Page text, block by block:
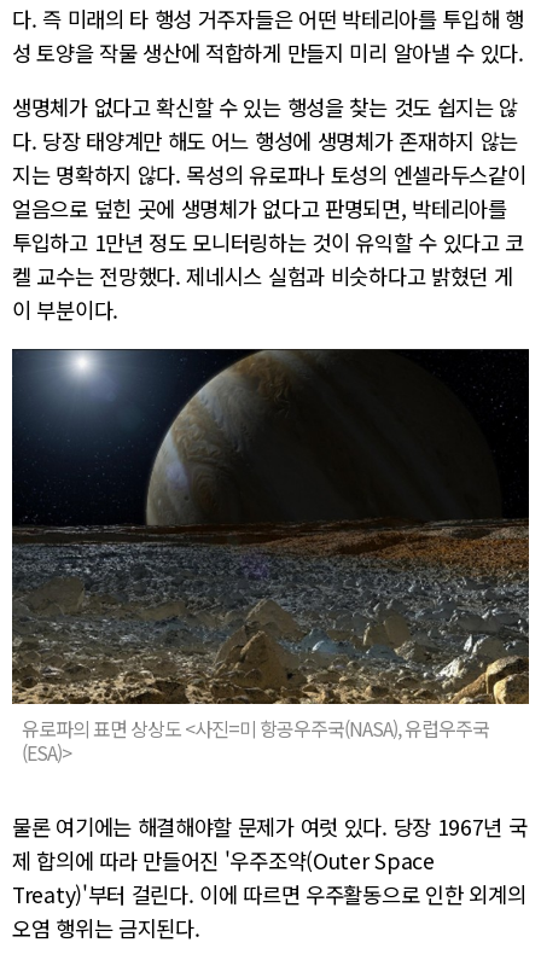
다. 즉 미래의 타 행성 거주자들은 어떤 박테리아를 투입해 행
성 토양을 작물 생산에 적합하게 만들지 미리 알아낼 수 있다.
생명체가 없다고 확신할 수 있는 행성을 찾는 것도 쉽지는 않
다. 당장 태양계만 해도 어느 행성에 생명체가 존재하지 않는
지는 명확하지 않다. 목성의 유로파나 토성의 엔셀라두스같이
얼음으로 덮힌 곳에 생명체가 없다고 판명되면, 박테리아를
투입하고 1만년 정도 모니터링하는 것이 유익할 수 있다고 코
켈 교수는 전망했다. 제네시스 실험과 비슷하다고 밝혔던 게
이 부분이다.
유로파의 표면 상상도 <사진=미 항공우주국(NASA), 유럽우주국
(ESA)>
물론 여기에는 해결해야할 문제가 여럿 있다. 당장 1967년 국
제 합의에 따라 만들어진 '우주조약(Outer Space
Treaty)'부터 걸린다. 이에 따르면 우주활동으로 인한 외계의
오염 행위는 금지된다.